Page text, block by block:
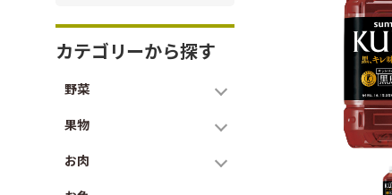
カテゴリーから探す
野菜
果物
お肉